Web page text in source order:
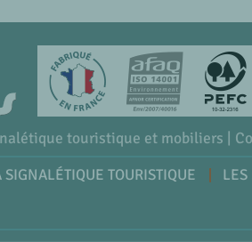
touristique et mobiliers |
SIGNALÉTIQUE TOURISTIQUE